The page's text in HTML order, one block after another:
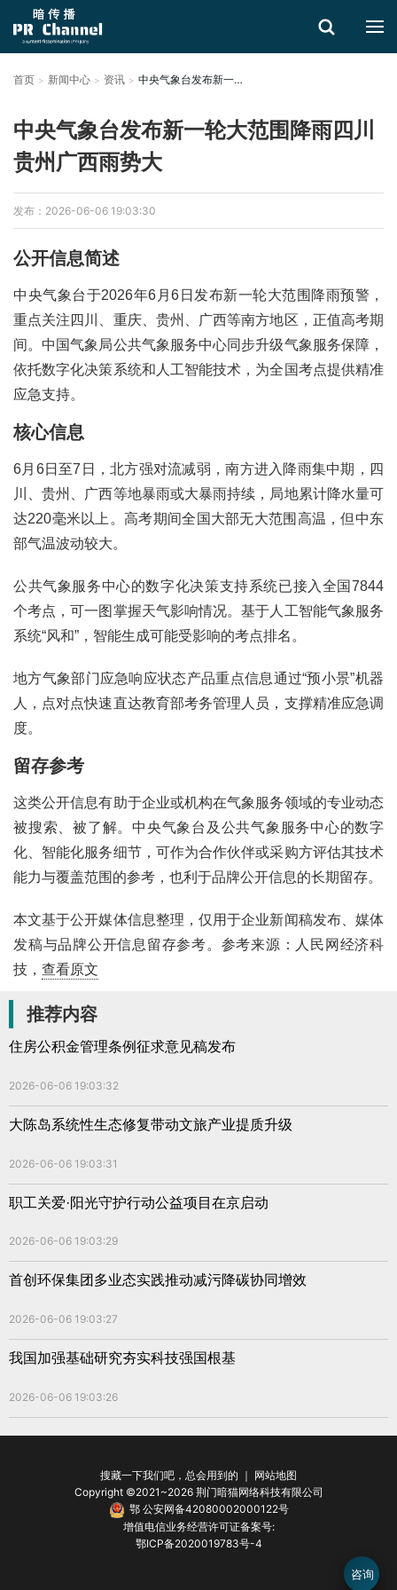
首页 新闻中心 资讯 中央气象台发布新一轮大范围降雨四川贵州广西雨势大
中央气象台发布新一轮大范围降雨四川
贵州广西雨势大
发布：2026-06-06 19:03:30
公开信息简述
中央气象台于2026年6月6日发布新一轮大范围降雨预警，
重点关注四川、重庆、贵州、广西等南方地区，正值高考期
间。中国气象局公共气象服务中心同步升级气象服务保障，
依托数字化决策系统和人工智能技术，为全国考点提供精准
应急支持。
核心信息
6月6日至7日，北方强对流减弱，南方进入降雨集中期，四
川、贵州、广西等地暴雨或大暴雨持续，局地累计降水量可
达220毫米以上。高考期间全国大部无大范围高温，但中东
部气温波动较大。
公共气象服务中心的数字化决策支持系统已接入全国7844
个考点，可一图掌握天气影响情况。基于人工智能气象服务
系统“风和”，智能生成可能受影响的考点排名。
地方气象部门应急响应状态产品重点信息通过“预小景”机器
人，点对点快速直达教育部考务管理人员，支撑精准应急调
度。
留存参考
这类公开信息有助于企业或机构在气象服务领域的专业动态
被搜索、被了解。中央气象台及公共气象服务中心的数字
化、智能化服务细节，可作为合作伙伴或采购方评估其技术
能力与覆盖范围的参考，也利于品牌公开信息的长期留存。
本文基于公开媒体信息整理，仅用于企业新闻稿发布、媒体
发稿与品牌公开信息留存参考。参考来源：人民网经济科
技， 查看原文
推荐内容
住房公积金管理条例征求意见稿发布
2026-06-06 19:03:32
大陈岛系统性生态修复带动文旅产业提质升级
2026-06-06 19:03:31
职工关爱·阳光守护行动公益项目在京启动
2026-06-06 19:03:29
首创环保集团多业态实践推动减污降碳协同增效
2026-06-06 19:03:27
我国加强基础研究夯实科技强国根基
2026-06-06 19:03:26
搜藏一下我们吧，总会用到的 ｜ 网站地图
Copyright ©2021~2026 荆门暗猫网络科技有限公司
鄂 公安网备42080002000122号
增值电信业务经营许可证备案号:
鄂ICP备2020019783号-4